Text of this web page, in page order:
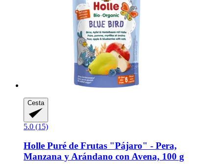
Cesta
5.0 (15)
Holle Puré de Frutas "Pájaro" -​ Pera,
Manzana y Arándano con Avena, 100 g